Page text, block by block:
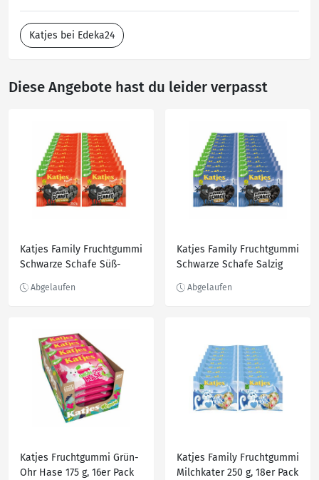
Katjes bei Edeka24
Diese Angebote hast du leider verpasst
Katjes Family Fruchtgummi
Schwarze Schafe Süß-
Katjes Family Fruchtgummi
Schwarze Schafe Salzig
Katjes Fruchtgummi Grün-
Ohr Hase 175 g, 16er Pack
Katjes Family Fruchtgummi
Milchkater 250 g, 18er Pack